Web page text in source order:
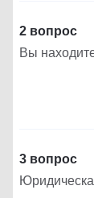
2 вопрос
Вы
3 вопрос